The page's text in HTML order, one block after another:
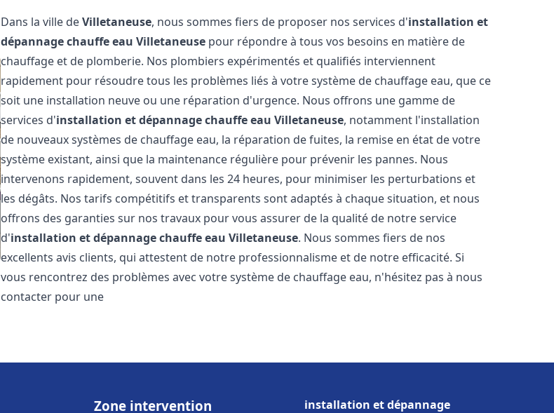
Dans la ville deVilletaneuse, nous sommes fiers de proposer nos services d'installation et
dépannage chauffe eau Villetaneuse pour répondre à tous vos besoins en matière de
chauffage et de plomberie. Nos plombiers expérimentés et qualifiés interviennent
rapidement pour résoudre tous les problèmes liés à votre système de chauffage eau, que ce
soit une installation neuve ou une réparation d'urgence. Nous offrons une gamme de
services d'installation et dépannage chauffe eau Villetaneuse, notamment l'installation
de nouveaux systèmes de chauffage eau, la réparation de fuites, la remise en état de votre
système existant, ainsi que la maintenance régulière pour prévenir les pannes. Nous
intervenons rapidement, souvent dans les 24 heures, pour minimiser les perturbations et
les dégâts. Nos tarifs compétitifs et transparents sont adaptés à chaque situation, et nous
offrons des garanties sur nos travaux pour vous assurer de la qualité de notre service
d'installation et dépannage chauffe eau Villetaneuse. Nous sommes fiers de nos
excellents avis clients, qui attestent de notre professionnalisme et de notre efficacité. Si
vous rencontrez des problèmes avec votre système de chauffage eau, n'hésitez pas à nous
contacter pour une
Zone intervention
installation et dépannage